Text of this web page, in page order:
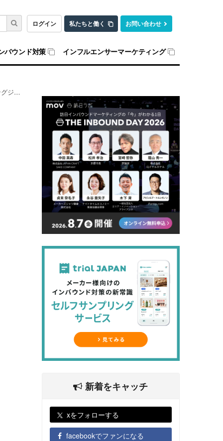
ログイン 私たちと働く お問い合わせ
バウンド対策 インフルエンサーマーケティング
500g
新着をキャッチ
xをフォローする
facebookでファンになる